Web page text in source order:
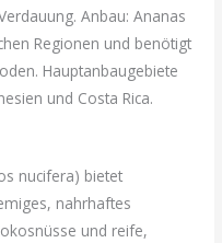
Anbau: Ananas
Regionen und benötigt
Hauptanbaugebiete
und Costa Rica.
nucifera) bietet
nahrhaftes
und reife,